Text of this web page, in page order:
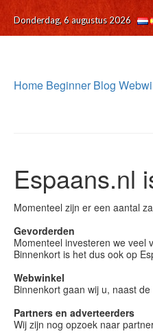
Donderdag, 6 augustus 2026
Home Beginner Blog
Espaans.nl
Momenteel zijn er een aantal
Gevorderden
Momenteel investeren we veel
Binnenkort is het dus ook op
Webwinkel
Binnenkort gaan wij u, naast
Partners en adverteerders
Wij zijn nog opzoek naar